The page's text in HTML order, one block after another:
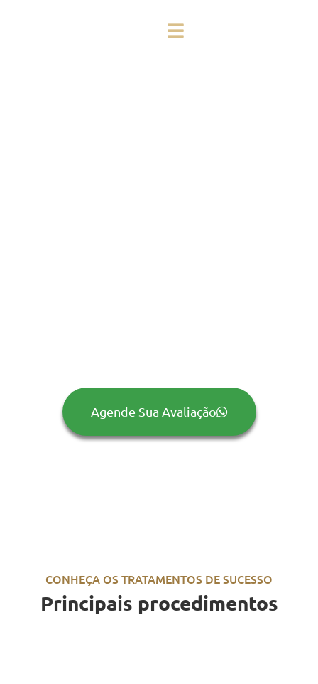
Agende Sua Avaliação
CONHEÇA OS TRATAMENTOS DE SUCESSO
Principais procedimentos